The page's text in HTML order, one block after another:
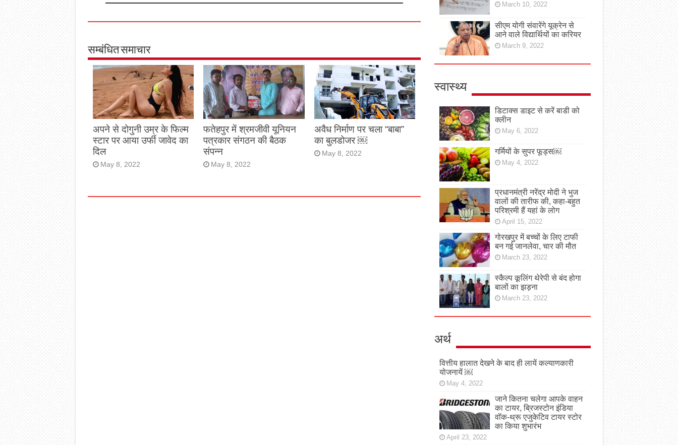
सम्बंधित समाचार
अपने से दोगुनी उम्र के फिल्म
स्टार पर आया उर्फी जावेद का
दिल
May 8, 2022
फतेहपुर में श्रमजीवी यूनियन
पत्रकार संगठन की बैठक
संपन्न
May 8, 2022
अवैध निर्माण पर चला “बाबा”
का बुलडोजर ￼
May 8, 2022
March 10, 2022
सीएम योगी संवारेंगे यूक्रेन से
आने वाले विद्यार्थियों का करियर
March 9, 2022
स्वास्थ्य
डिटाक्स डाइट से करें बाडी को
क्लीन
May 6, 2022
गर्मियों के सुपर फूड्स￼
May 4, 2022
प्रधानमंत्री नरेंद्र मोदी ने भुज
वालों की तारीफ की, कहा-बहुत
परिश्रमी हैं यहां के लोग
April 15, 2022
गोरखपुर में बच्चों के लिए टाफी
बन गई जानलेवा, चार की मौत
March 23, 2022
स्कैल्प कूलिंग थेरेपी से बंद होगा
बालों का झड़ना
March 23, 2022
अर्थ
वित्तीय हालात देखने के बाद ही लायें कल्याणकारी
योजनायें ￼
May 4, 2022
जाने कितना चलेगा आपके वाहन
का टायर, ब्रिजस्टोन इंडिया
वॉक-थ्रू एजुकेटिव टायर स्टोर
का किया शुभारंभ
April 23, 2022